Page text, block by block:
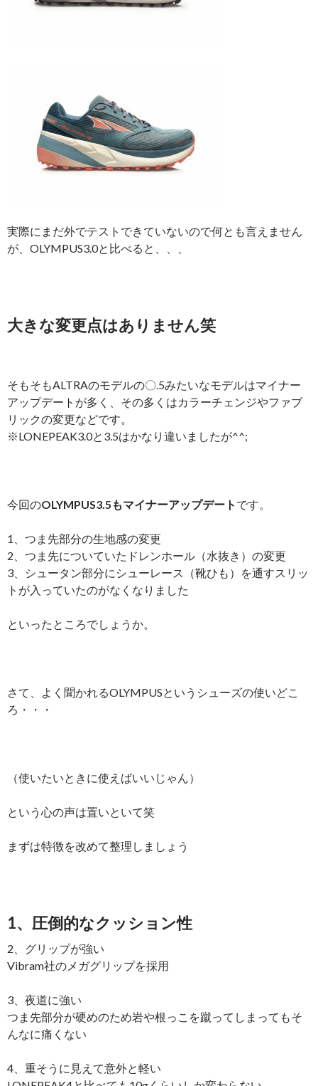
実際にまだ外でテストできていないので何とも言えません
が、OLYMPUS3.0と比べると、、、
大きな変更点はありません笑
そもそもALTRAのモデルの〇.5みたいなモデルはマイナー
アップデートが多く、その多くはカラーチェンジやファブ
リックの変更などです。
※LONEPEAK3.0と3.5はかなり違いましたが^^;
今回のOLYMPUS3.5もマイナーアップデート です。
1、つま先部分の生地感の変更
2、つま先についていたドレンホール（水抜き）の変更
3、シュータン部分にシューレース（靴ひも）を通すスリッ
トが入っていたのがなくなりました
といったところでしょうか。
さて、よく聞かれるOLYMPUSというシューズの使いどこ
ろ・・・
（使いたいときに使えばいいじゃん）
という心の声は置いといて笑
まずは特徴を改めて整理しましょう
1、圧倒的なクッション性
2、グリップが強い
Vibram社のメガグリップを採用
3、夜道に強い
つま先部分が硬めのため岩や根っこを蹴ってしまってもそ
んなに痛くない
4、重そうに見えて意外と軽い